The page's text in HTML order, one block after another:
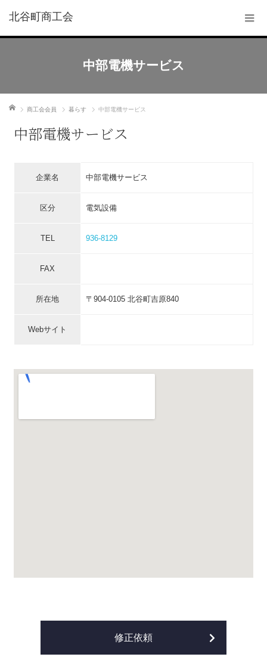
北谷町商工会
中部電機サービス
ホーム 商工会会員 暮らす 中部電機サービス
中部電機サービス
企業名 中部電機サービス
区分 電気設備
TEL 936-8129
FAX
所在地 〒904-0105 北谷町吉原840
Webサイト
修正依頼